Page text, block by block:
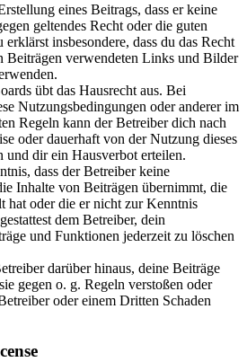
eines Beitrags, dass er keine
geltendes Recht oder die guten
insbesondere, dass du das Recht
Beiträgen verwendeten Links und Bilder
übt das Hausrecht aus. Bei
Nutzungsbedingungen oder anderer im
Regeln kann der Betreiber dich nach
oder dauerhaft von der Nutzung dieses
und dir ein Hausverbot erteilen.
dass der Betreiber keine
Inhalte von Beiträgen übernimmt, die
hat oder die er nicht zur Kenntnis
dem Betreiber, dein
und Funktionen jederzeit zu löschen
darüber hinaus, deine Beiträge
gegen o. g. Regeln verstoßen oder
oder einem Dritten Schaden